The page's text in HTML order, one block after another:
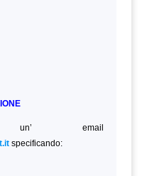
email
specificando: